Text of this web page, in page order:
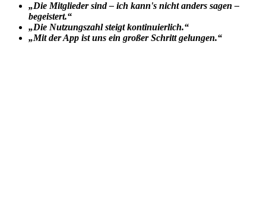
„Die Mitglieder sind – ich kann's nicht anders sagen –
begeistert.“
„Die Nutzungszahl steigt kontinuierlich.“
„Mit der App ist uns ein großer Schritt gelungen.“